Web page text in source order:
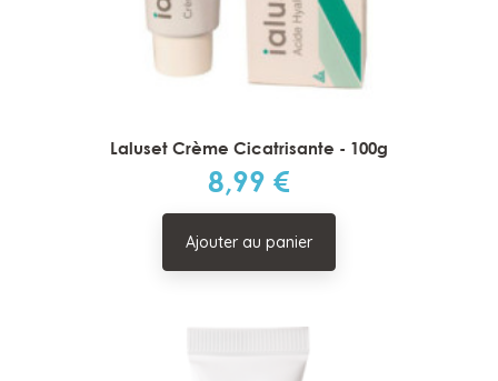
Laluset Crème Cicatrisante - 100g
Prix
8,99 €
Ajouter au panier